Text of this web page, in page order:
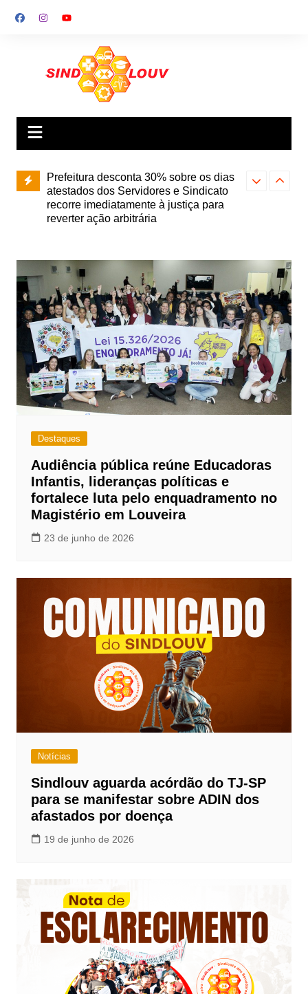
para
recorre imediatamente à justiça para
Sindicato convoca Servidores para
importante assembleia na quarta (29),
às 18h30. Vamos deliberar sobre a
data-base e esclarecer questões da
Plenária
Destaques
Audiência pública reúne Educadoras
Infantis, lideranças políticas e
fortalece luta pelo enquadramento no
Magistério em Louveira
23 de junho de 2026
Notícias
Sindlouv aguarda acórdão do TJ-SP
para se manifestar sobre ADIN dos
afastados por doença
19 de junho de 2026